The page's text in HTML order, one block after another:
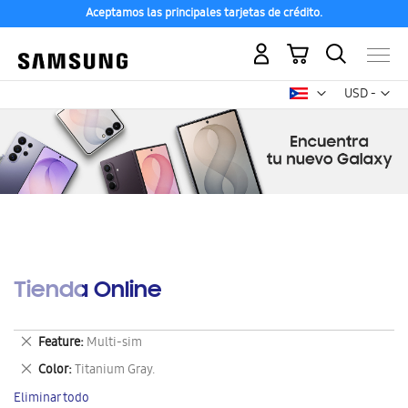
Aceptamos las principales tarjetas de crédito.
USD -
dólar
Mi carrito
Tienda Online
Feature Multi-sim
Eliminar
este
artículo
Color Titanium Gray.
Eliminar
este
Eliminar todo